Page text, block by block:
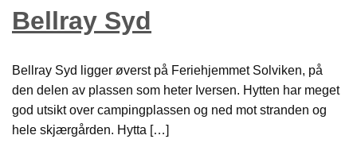
Bellray Syd
Bellray Syd ligger øverst på Feriehjemmet Solviken, på
den delen av plassen som heter Iversen. Hytten har meget
god utsikt over campingplassen og ned mot stranden og
hele skjærgården. Hytta […]